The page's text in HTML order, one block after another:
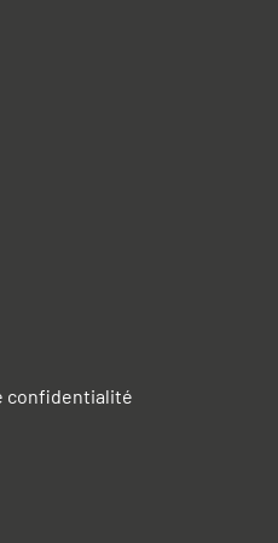
confidentialité